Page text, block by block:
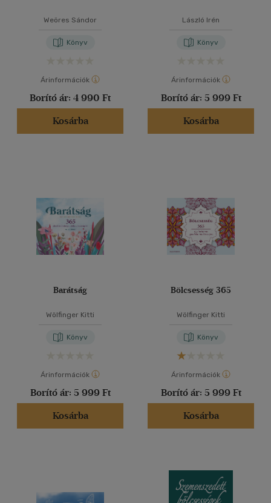
Weöres Sándor
Könyv
Árinformációk
Borító ár: 4 990 Ft
Kosárba
László Irén
Könyv
Árinformációk
Borító ár: 5 999 Ft
Kosárba
Barátság
Wölfinger Kitti
Könyv
Árinformációk
Borító ár: 5 999 Ft
Kosárba
Bölcsesség 365
Wölfinger Kitti
Könyv
Árinformációk
Borító ár: 5 999 Ft
Kosárba